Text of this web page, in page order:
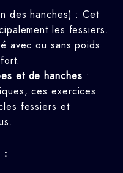
des hanches) : Cet
les fessiers.
avec ou sans poids
et de hanches :
ces exercices
fessiers et
: